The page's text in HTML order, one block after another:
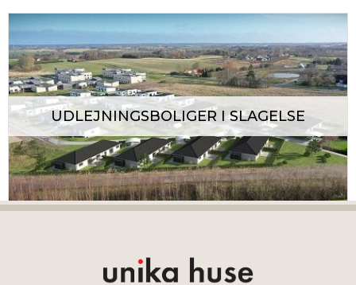
UDLEJNINGSBOLIGER I SLAGELSE